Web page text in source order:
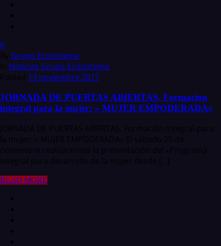
0
By Grupo Ecosistema
In Noticias Grupo Ecosistema
Posted 13 noviembre 2017
JORNADA DE PUERTAS ABIERTAS. Formacion
integral para la mujer: » MUJER EMPODERADA»
JORNADA DE PUERTAS ABIERTAS. Formación integral para
la mujer: » MUJER EMPODERADA» El sábado 25 de
noviembre realizaremos la presentación del «Programa
integral para desarrollo de la mujer desde [...]
READ MORE